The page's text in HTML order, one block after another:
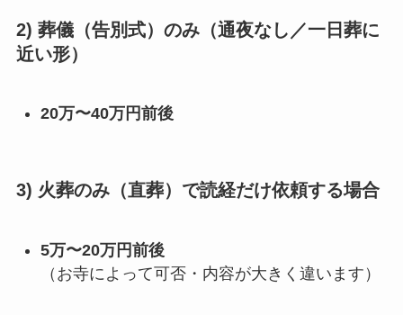
2) 葬儀（告別式）のみ（通夜なし／一日葬に
近い形）
20万〜40万円前後
3) 火葬のみ（直葬）で読経だけ依頼する場合
5万〜20万円前後
（お寺によって可否・内容が大きく違います）